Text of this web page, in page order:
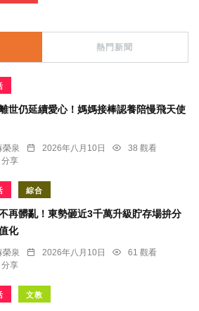
熱門新聞
世仍延續愛心！媽媽接棒認養陪慢飛天使
榮泉 2026年八月10日
38 觀看
享
綜合
再髒亂！東勢砸近3千萬升級貯存場拚分
化
榮泉 2026年八月10日
61 觀看
享
文教